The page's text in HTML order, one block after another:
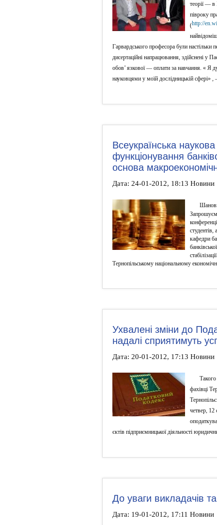
теорії — в
півроку
(http://
Гарвардського професора були настільки
дисертаційні напрацювання, здійснені у
обов’ язкової — оплати за навчання. « Я
науковцями у моїй дослідницькій сфері»
Всеукраїнська
функціонування
основа
Дата: 24-01-2012, 18:13 Новини
кафедри
Тернопільському національному
Ухвалені зміни до
надалі сприятимуть
Дата: 20-01-2012, 17:13 Новини
фахівці
четвер, 12
єктів підприємницької діяльності
До уваги викладачів
Дата: 19-01-2012, 17:11 Новини